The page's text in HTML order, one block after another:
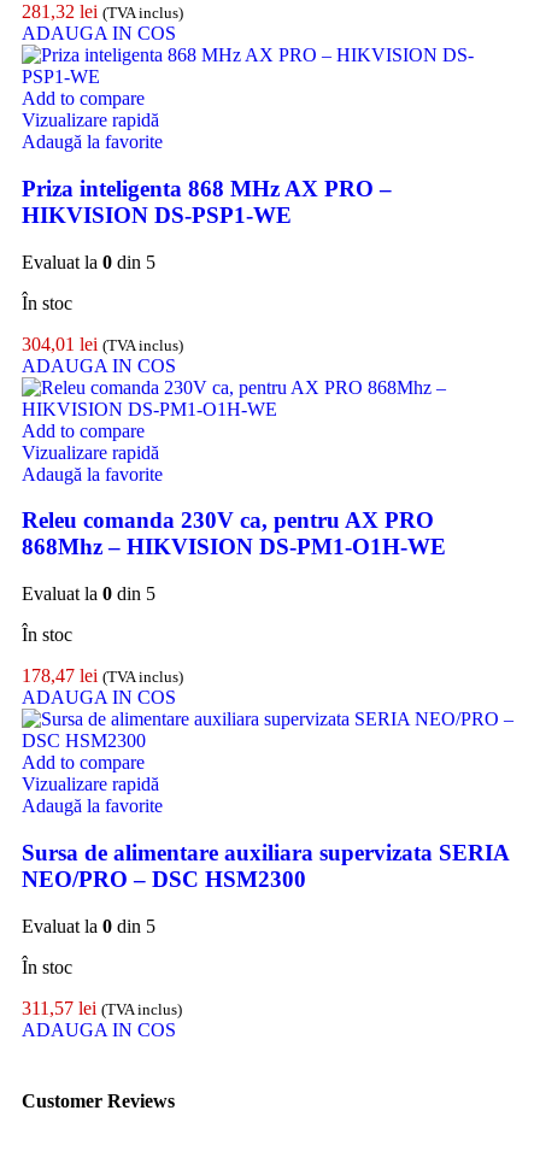
281,32 lei (TVA inclus)
ADAUGA IN COS
Add to compare
Vizualizare rapidă
Adaugă la favorite
Priza inteligenta 868 MHz AX PRO –
HIKVISION DS-PSP1-WE
Evaluat la 0 din 5
În stoc
304,01 lei (TVA inclus)
ADAUGA IN COS
Add to compare
Vizualizare rapidă
Adaugă la favorite
Releu comanda 230V ca, pentru AX PRO
868Mhz – HIKVISION DS-PM1-O1H-WE
Evaluat la 0 din 5
În stoc
178,47 lei (TVA inclus)
ADAUGA IN COS
Add to compare
Vizualizare rapidă
Adaugă la favorite
Sursa de alimentare auxiliara supervizata SERIA
NEO/PRO – DSC HSM2300
Evaluat la 0 din 5
În stoc
311,57 lei (TVA inclus)
ADAUGA IN COS
Customer Reviews